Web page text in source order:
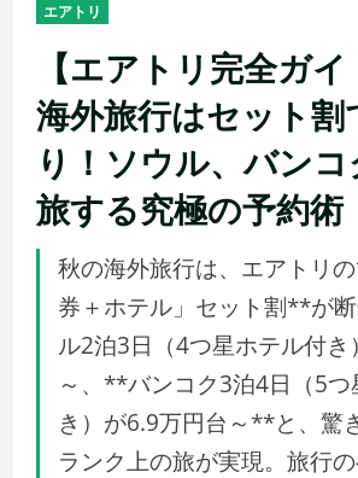
エアトリ
【エアトリ完全ガ
海外旅行はセット割
り！ソウル、バンコ
旅する究極の予約術
秋の海外旅行は、エアトリ
券＋ホテル」セット割**が
ル2泊3日（4つ星ホテル付き
～、**バンコク3泊4日（5
き）が6.9万円台～**と、驚
ランク上の旅が実現。旅行